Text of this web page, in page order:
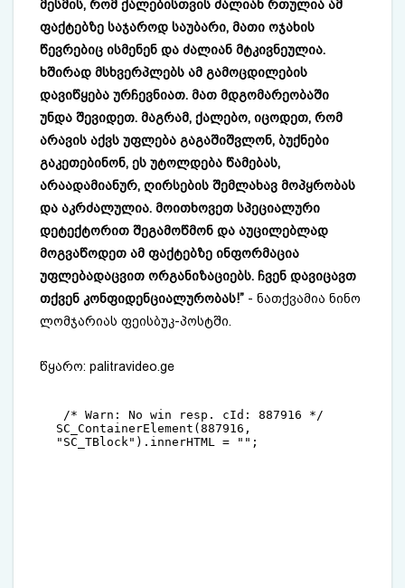
მესმის, რომ ქალებისთვის ძალიან რთულია ამ
ფაქტებზე საჯაროდ საუბარი, მათი ოჯახის
წევრებიც ისმენენ და ძალიან მტკივნეულია.
ხშირად მსხვერპლებს ამ გამოცდილების
დავიწყება ურჩევნიათ. მათ მდგომარეობაში
უნდა შევიდეთ. მაგრამ, ქალებო, იცოდეთ, რომ
არავის აქვს უფლება გაგაშიშვლონ, ბუქნები
გაკეთებინონ, ეს უტოლდება წამებას,
არაადამიანურ, ღირსების შემლახავ მოპყრობას
და აკრძალულია. მოითხოვეთ სპეციალური
დეტექტორით შეგამოწმონ და აუცილებლად
მოგვაწოდეთ ამ ფაქტებზე ინფორმაცია
უფლებადაცვით ორგანიზაციებს. ჩვენ დავიცავთ
თქვენ კონფიდენციალურობას!” - ნათქვამია ნინო
ლომჯარიას ფეისბუკ-პოსტში.
წყარო: ​palitravideo.ge